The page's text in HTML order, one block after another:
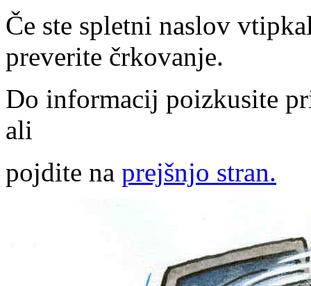
Če ste spletni naslov
preverite črkovanje.
Do informacij poizkusite
ali
pojdite na prejšnjo stran.